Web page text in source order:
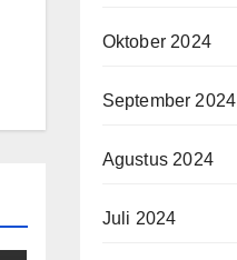
Oktober 2024
September 2024
Agustus 2024
Juli 2024